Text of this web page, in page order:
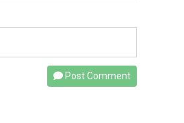
Post Comment